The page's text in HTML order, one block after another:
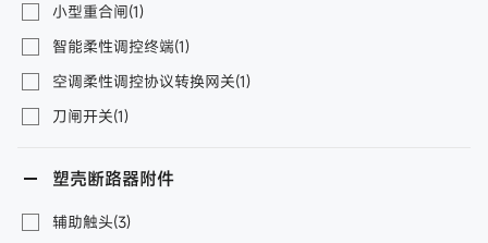
小型重合闸(1)
智能柔性调控终端(1)
空调柔性调控协议转换网关(1)
刀闸开关(1)
塑壳断路器附件
辅助触头(3)